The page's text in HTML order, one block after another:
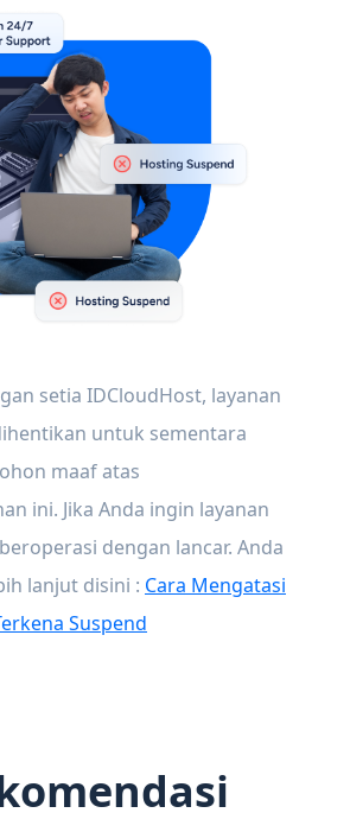
setia IDCloudHost, layanan
untuk sementara
maaf atas
ini. Jika Anda ingin layanan
dengan lancar. Anda
lanjut disini : Cara Mengatasi
Suspend